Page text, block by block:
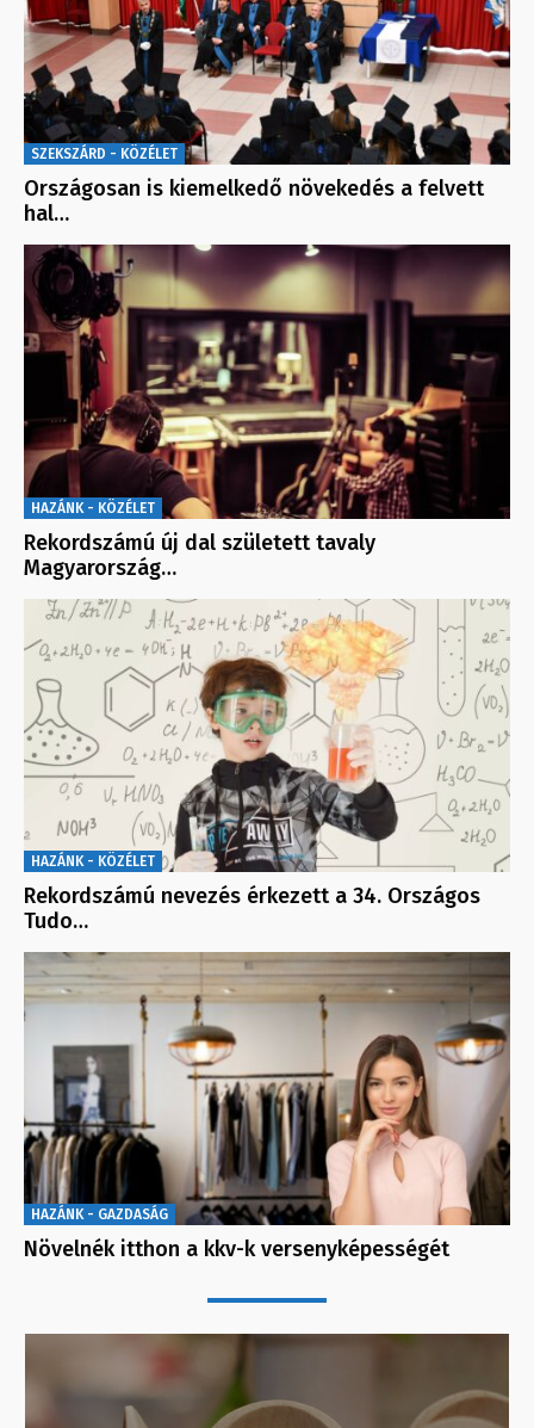
SZEKSZÁRD - KÖZÉLET
Országosan is kiemelkedő növekedés a felvett
hal…
HAZÁNK - KÖZÉLET
Rekordszámú új dal született tavaly
Magyarország…
HAZÁNK - KÖZÉLET
Rekordszámú nevezés érkezett a 34. Országos
Tudo…
HAZÁNK - GAZDASÁG
Növelnék itthon a kkv-k versenyképességét